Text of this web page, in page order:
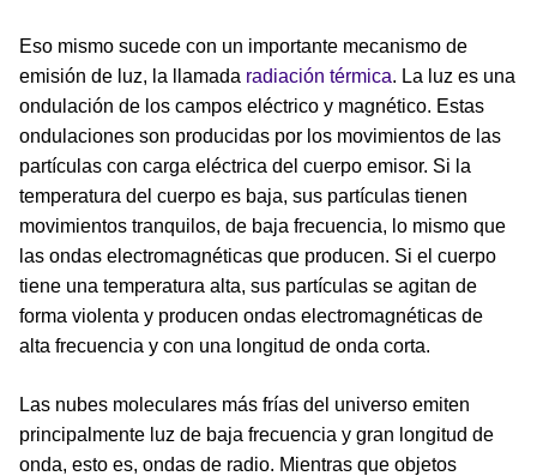
Eso mismo sucede con un importante mecanismo de
emisión de luz, la llamada radiación térmica. La luz es una
ondulación de los campos eléctrico y magnético. Estas
ondulaciones son producidas por los movimientos de las
partículas con carga eléctrica del cuerpo emisor. Si la
temperatura del cuerpo es baja, sus partículas tienen
movimientos tranquilos, de baja frecuencia, lo mismo que
las ondas electromagnéticas que producen. Si el cuerpo
tiene una temperatura alta, sus partículas se agitan de
forma violenta y producen ondas electromagnéticas de
alta frecuencia y con una longitud de onda corta.
Las nubes moleculares más frías del universo emiten
principalmente luz de baja frecuencia y gran longitud de
onda, esto es, ondas de radio. Mientras que objetos